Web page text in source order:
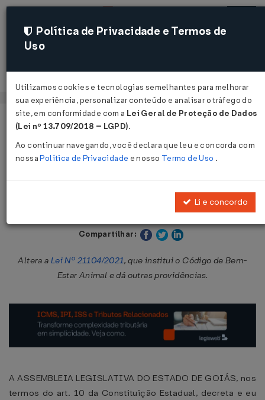
Acessar
Página Inicial Legislações
Lei Nº 22917 DE 08/08/2024
Publicado no DOE - GO em 9 ago 2024
Compartilhar:
Altera a Lei Nº 21104/2021, que institui o Código de Bem-
Estar Animal e dá outras providências.
A ASSEMBLEIA LEGISLATIVA DO ESTADO DE GOIÁS, nos
termos do art. 10 da Constituição Estadual, decreta e eu
Política de Privacidade e Termos de
Uso
Utilizamos cookies e tecnologias semelhantes para melhorar
sua experiência, personalizar conteúdo e analisar o tráfego do
site, em conformidade com a Lei Geral de Proteção de Dados
(Lei nº 13.709/2018 – LGPD).
Ao continuar navegando, você declara que leu e concorda com
nossaPolítica de Privacidade e nosso Termo de Uso .
Li e concordo